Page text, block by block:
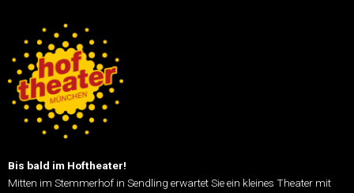
Bis bald im Hoftheater!
Mitten im Stemmerhof in Sendling erwartet Sie ein kleines Theater mit